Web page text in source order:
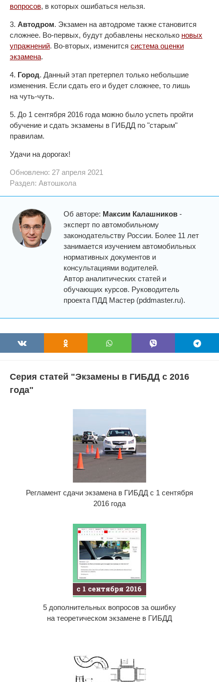
вопросов, в которых ошибаться нельзя.
3. Автодром. Экзамен на автодроме также становится
сложнее. Во-первых, будут добавлены несколько новых
упражнений. Во-вторых, изменится система оценки
экзамена.
4. Город. Данный этап претерпел только небольшие
изменения. Если сдать его и будет сложнее, то лишь
на чуть-чуть.
5. До 1 сентября 2016 года можно было успеть пройти
обучение и сдать экзамены в ГИБДД по "старым"
правилам.
Удачи на дорогах!
Обновлено: 27 апреля 2021
Раздел: Автошкола
Об авторе: Максим Калашников -
эксперт по автомобильному
законодательству России. Более 11 лет
занимается изучением автомобильных
нормативных документов и
консультациями водителей.
Автор аналитических статей и
обучающих курсов. Руководитель
проекта ПДД Мастер (pddmaster.ru).
Серия статей "Экзамены в ГИБДД с 2016
года"
Регламент сдачи экзамена в ГИБДД с 1 сентября
2016 года
5 дополнительных вопросов за ошибку
на теоретическом экзамене в ГИБДД